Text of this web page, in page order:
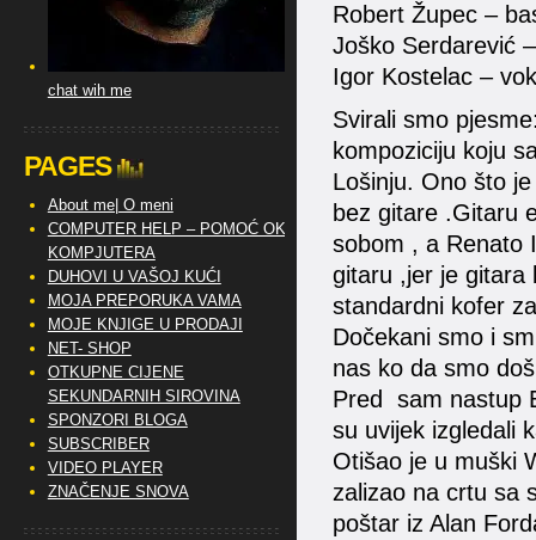
Robert Župec –
Joško Serdarević
Igor Kostelac –
Svirali smo
kompoziciju koju
Lošinju. Ono što
bez gitare .Gitaru
sobom , a Renato
gitaru ,jer je gitara
standardni kofer
Dočekani smo i
nas ko da smo
Pred sam nastup
su uvijek izgledali
Otišao je u muški
zalizao na crtu sa
poštar iz Alan
chat wih me
PAGES
About me| O meni
COMPUTER HELP – POMOĆ OKO
KOMPJUTERA
DUHOVI U VAŠOJ KUĆI
MOJA PREPORUKA VAMA
MOJE KNJIGE U PRODAJI
NET- SHOP
OTKUPNE CIJENE
SEKUNDARNIH SIROVINA
SPONZORI BLOGA
SUBSCRIBER
VIDEO PLAYER
ZNAČENJE SNOVA